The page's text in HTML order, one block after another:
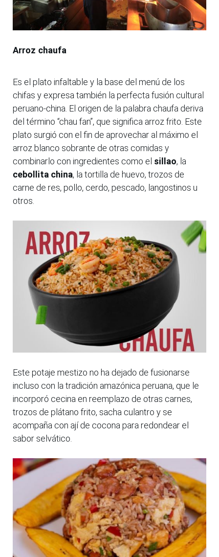
Arroz chaufa
Es el plato infaltable y la base del menú de los
chifas y expresa también la perfecta fusión cultural
peruano-china. El origen de la palabra chaufa deriva
del término “chau fan”, que significa arroz frito. Este
plato surgió con el fin de aprovechar al máximo el
arroz blanco sobrante de otras comidas y
combinarlo con ingredientes como el sillao, la
cebollita china, la tortilla de huevo, trozos de
carne de res, pollo, cerdo, pescado, langostinos u
otros.
Este potaje mestizo no ha dejado de fusionarse
incluso con la tradición amazónica peruana, que le
incorporó cecina en reemplazo de otras carnes,
trozos de plátano frito, sacha culantro y se
acompaña con ají de cocona para redondear el
sabor selvático.